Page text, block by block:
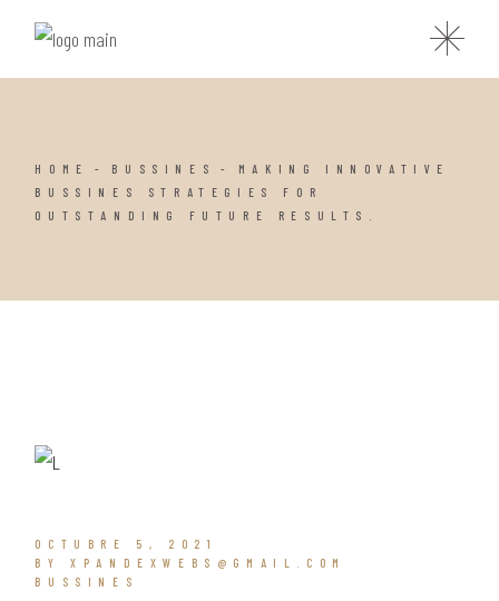
HOME BUSSINES
MAKING INNOVATIVE
BUSSINES STRATEGIES FOR
OUTSTANDING FUTURE RESULTS.
OCTUBRE 5, 2021
BY XPANDEXWEBS@GMAIL.COM
BUSSINES